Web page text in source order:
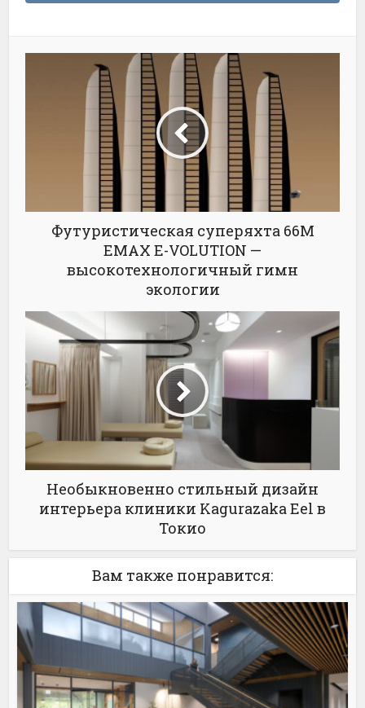
Футуристическая суперяхта 66M
EMAX E-VOLUTION —
высокотехнологичный гимн
экологии
Необыкновенно стильный дизайн
интерьера клиники Kagurazaka Eel в
Токио
Вам также понравится: